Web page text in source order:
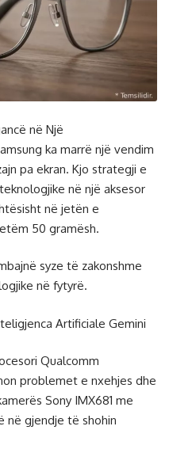
në Një
ka marrë një vendim
pa ekran. Kjo strategji e
në një aksesor
në jetën e
50 gramësh.
syze të zakonshme
në fytyrë.
Artificiale Gemini
Qualcomm
problemet e nxehjes dhe
Sony IMX681 me
në gjendje të shohin